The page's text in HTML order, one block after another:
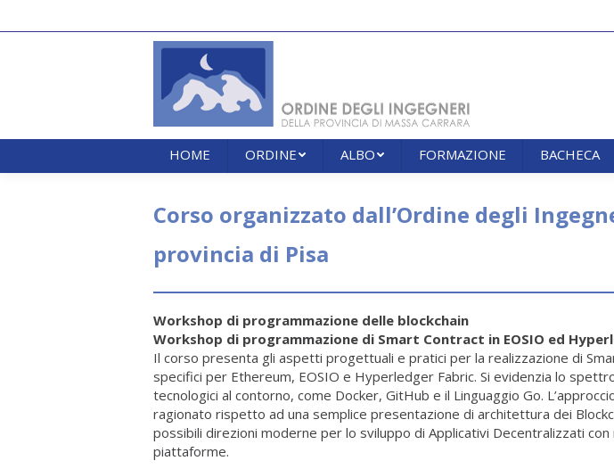
HOME ORDINE ALBO FORMAZIONE BACHECA
Corso organizzato dall’Ordine degli
provincia di Pisa
Workshop di programmazione delle blockchain
Workshop di programmazione di Smart Contract in EOSIO ed
Il corso presenta gli aspetti progettuali e pratici per la realizzazione di
specifici per Ethereum, EOSIO e Hyperledger Fabric. Si evidenzia lo
tecnologici al contorno, come Docker, GitHub e il Linguaggio Go.
ragionato rispetto ad una semplice presentazione di architettura dei
possibili direzioni moderne per lo sviluppo di Applicativi Decentralizzati
piattaforme.